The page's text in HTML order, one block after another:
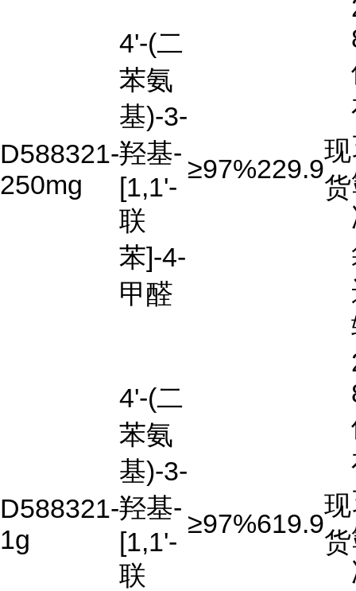
D588321-
250mg
4'-(二
苯氨
基)-3-
羟基-
[1,1'-
联
苯]-4-
甲醛
≥97%229.9
现
货
D588321-
1g
4'-(二
苯氨
基)-3-
羟基-
[1,1'-
联
≥97%619.9
现
货